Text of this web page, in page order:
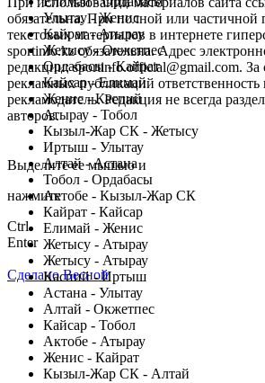
Улытау - Женис
Кайрат - Атырау
Жетысу - Окжетпес
Ордабасы - Кайрат
Кайсар - Елимай
Женис - Каспий
Атырау - Тобол
Кызыл-Жар СК - Жетысу
Иртыш - Улытау
Алтай - Астана
Тобол - Ордабасы
Актобе - Кызыл-Жар СК
Кайрат - Кайсар
Елимай - Женис
Жетысу - Атырау
Жетысу - Атырау
Каспий - Иртыш
Астана - Улытау
Алтай - Окжетпес
Кайсар - Тобол
Актобе - Атырау
Женис - Кайрат
Кызыл-Жар СК - Алтай
обязательна. При полной или частичной
текстовых материалов в интернете
sportinfo.kz обязательна. Адрес
редакции: sportinfo.official@gmail.com. За
рекламных публикаций ответственность
рекламодатель. Редакция не всегда
авторов.
Заметили ошибку в тексте?
Выделите ее мышью и
нажмите
Ctrl
Enter
Сделано Весной